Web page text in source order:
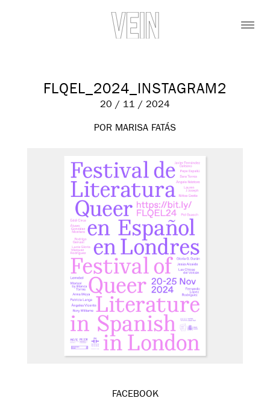
FLQEL_2024_INSTAGRAM2
20 / 11 / 2024
POR MARISA FATÁS
FACEBOOK